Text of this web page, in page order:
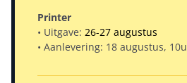
Printer
• Uitgave: 26-27 augustus
• Aanlevering: 18 augustus, 10u